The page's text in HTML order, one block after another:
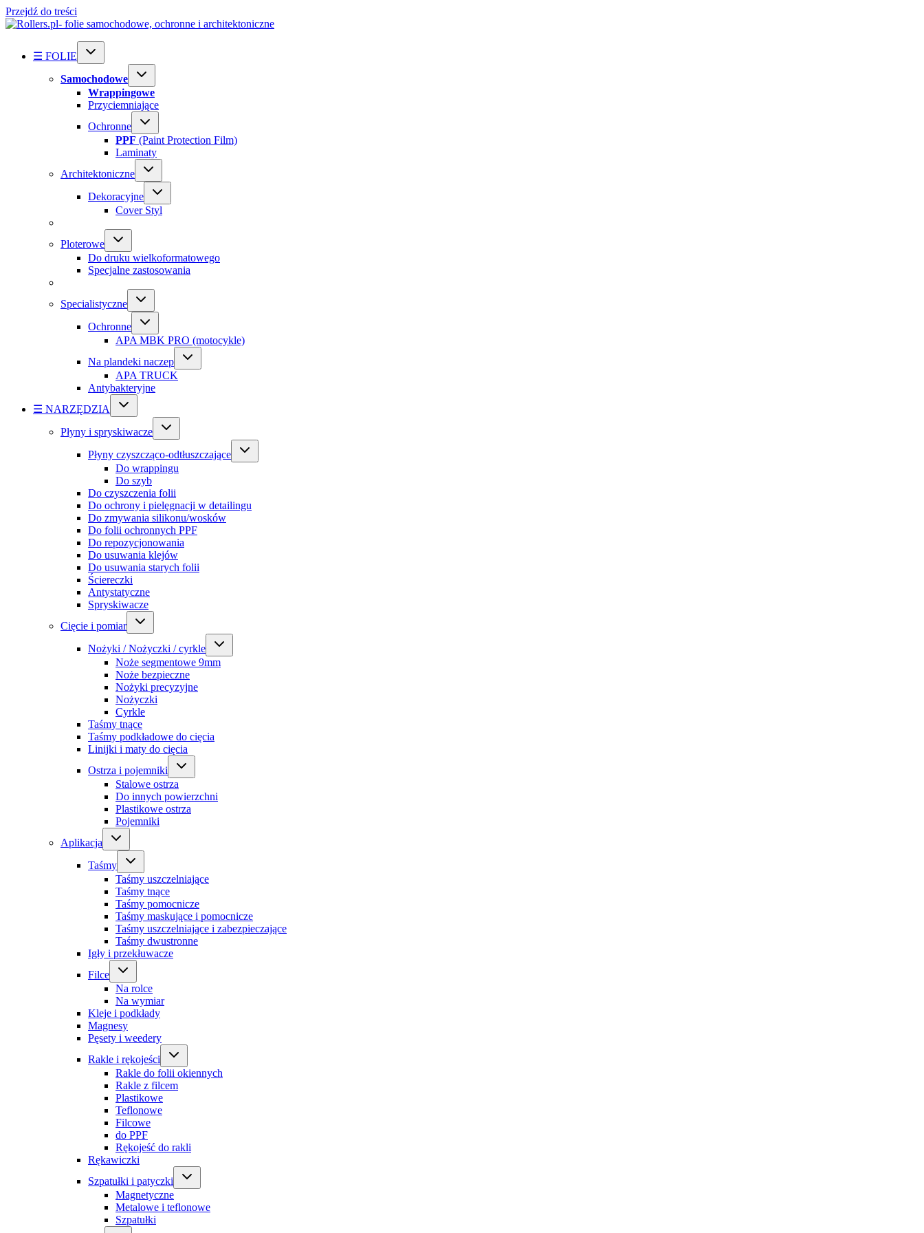
Przejdź do treści
☰ FOLIE
Samochodowe
Wrappingowe
Przyciemniające
Ochronne
PPF (Paint Protection Film)
Laminaty
Architektoniczne
Dekoracyjne
Cover Styl
Ploterowe
Do druku wielkoformatowego
Specjalne zastosowania
Specialistyczne
Ochronne
APA MBK PRO (motocykle)
Na plandeki naczep
APA TRUCK
Antybakteryjne
☰ NARZĘDZIA
Płyny i spryskiwacze
Płyny czyszcząco-odtłuszczające
Do wrappingu
Do szyb
Do czyszczenia folii
Do ochrony i pielęgnacji w detailingu
Do zmywania silikonu/wosków
Do folii ochronnych PPF
Do repozycjonowania
Do usuwania klejów
Do usuwania starych folii
Ściereczki
Antystatyczne
Spryskiwacze
Cięcie i pomiar
Nożyki / Nożyczki / cyrkle
Noże segmentowe 9mm
Noże bezpieczne
Nożyki precyzyjne
Nożyczki
Cyrkle
Taśmy tnące
Taśmy podkładowe do cięcia
Linijki i maty do cięcia
Ostrza i pojemniki
Stalowe ostrza
Do innych powierzchni
Plastikowe ostrza
Pojemniki
Aplikacja
Taśmy
Taśmy uszczelniające
Taśmy tnące
Taśmy pomocnicze
Taśmy maskujące i pomocnicze
Taśmy uszczelniające i zabezpieczające
Taśmy dwustronne
Igły i przekłuwacze
Filce
Na rolce
Na wymiar
Kleje i podkłady
Magnesy
Pęsety i weedery
Rakle i rękojeści
Rakle do folii okiennych
Rakle z filcem
Plastikowe
Teflonowe
Filcowe
do PPF
Rękojeść do rakli
Rękawiczki
Szpatułki i patyczki
Magnetyczne
Metalowe i teflonowe
Szpatułki